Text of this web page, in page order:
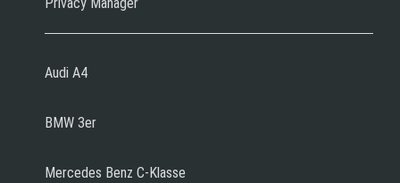
Privacy Manager
Audi A4
BMW 3er
Mercedes Benz C-Klasse